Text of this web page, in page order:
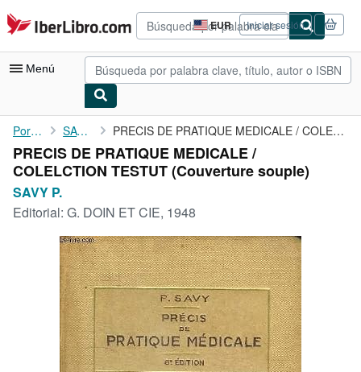
Pasar al contenido principal
IberLibro.com EUR
Preferencias
de
compra
del
Iniciar sesión
Menú
Mi cuenta
Consultar mis pedidos
Búsqueda avanzada
Colecciones
Libros antiguos
Arte y coleccionismo
Vendedores
Comenzar a vender
Portada SAVY P. PRECIS DE PRATIQUE MEDICALE / COLELCTION TESTUT
PRECIS DE PRATIQUE MEDICALE /
COLELCTION TESTUT (Couverture souple)
SAVY P.
Editorial: G. DOIN ET CIE, 1948